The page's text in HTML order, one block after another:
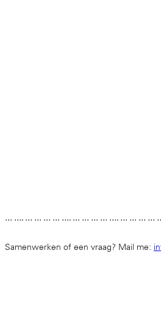
… …. … … … … …. … … … … …. … … … …
Samenwerken of een vraag? Mail me: